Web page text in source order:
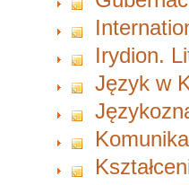
Irydion.
Język w